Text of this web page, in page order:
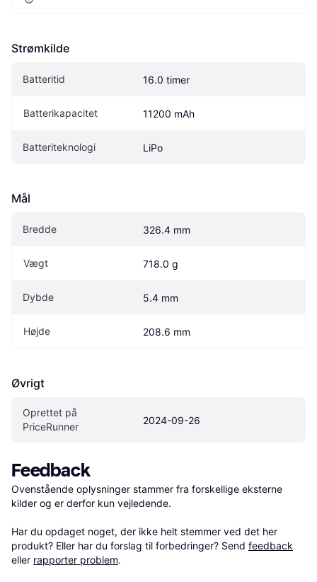
Strømkilde
Batteritid 16.0 timer
Batterikapacitet 11200 mAh
Batteriteknologi LiPo
Mål
Bredde 326.4 mm
Vægt 718.0 g
Dybde 5.4 mm
Højde 208.6 mm
Øvrigt
Oprettet på
PriceRunner
2024-09-26
Feedback
Ovenstående oplysninger stammer fra forskellige eksterne
kilder og er derfor kun vejledende.
Har du opdaget noget, der ikke helt stemmer ved det her
produkt? Eller har du forslag til forbedringer? Send feedback
eller rapporter problem.